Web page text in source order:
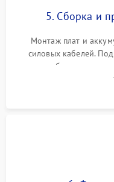
5. Сборка и
Монтаж плат и
силовых кабелей.
калибровки
срабатывания AVR